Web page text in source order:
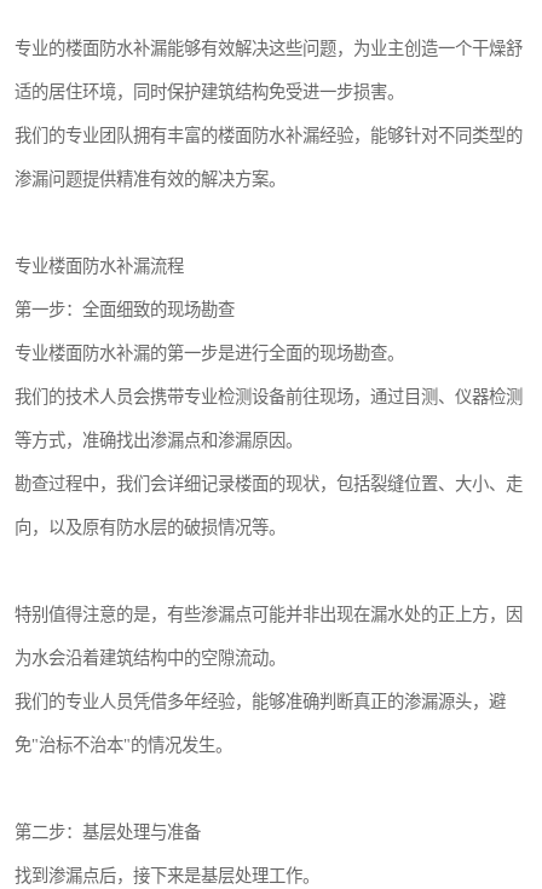
专业的楼面防水补漏能够有效解决这些问题，为业主创造一个干燥舒
适的居住环境，同时保护建筑结构免受进一步损害。
我们的专业团队拥有丰富的楼面防水补漏经验，能够针对不同类型的
渗漏问题提供精准有效的解决方案。
专业楼面防水补漏流程
第一步：全面细致的现场勘查
专业楼面防水补漏的第一步是进行全面的现场勘查。
我们的技术人员会携带专业检测设备前往现场，通过目测、仪器检测
等方式，准确找出渗漏点和渗漏原因。
勘查过程中，我们会详细记录楼面的现状，包括裂缝位置、大小、走
向，以及原有防水层的破损情况等。
特别值得注意的是，有些渗漏点可能并非出现在漏水处的正上方，因
为水会沿着建筑结构中的空隙流动。
我们的专业人员凭借多年经验，能够准确判断真正的渗漏源头，避
免"治标不治本"的情况发生。
第二步：基层处理与准备
找到渗漏点后，接下来是基层处理工作。